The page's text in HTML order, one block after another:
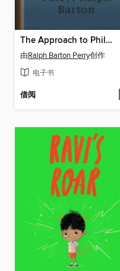
The Approach to Philosophy
由Ralph Barton Perry创作
电子书
借阅